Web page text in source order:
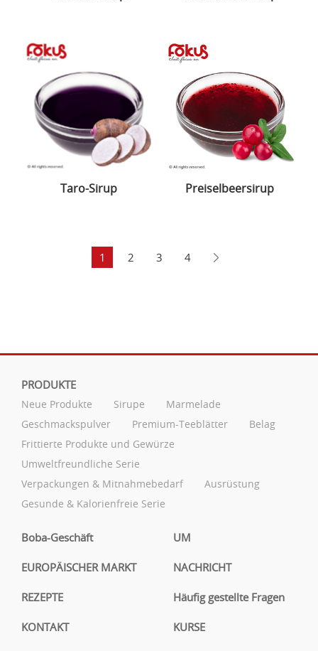
Taro-Sirup Preiselbeersirup
1 2 3 4
PRODUKTE
Neue Produkte Sirupe
Marmelade
Geschmackspulver
Premium-Teeblätter
Belag
Frittierte Produkte und Gewürze
Umweltfreundliche Serie
Verpackungen & Mitnahmebedarf
Ausrüstung
Gesunde & Kalorienfreie Serie
Boba-Geschäft UM
EUROPÄISCHER MARKT NACHRICHT
REZEPTE Häufig gestellte Fragen
KONTAKT KURSE